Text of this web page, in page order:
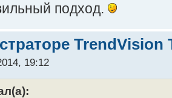
подход.
TrendVision
19:12